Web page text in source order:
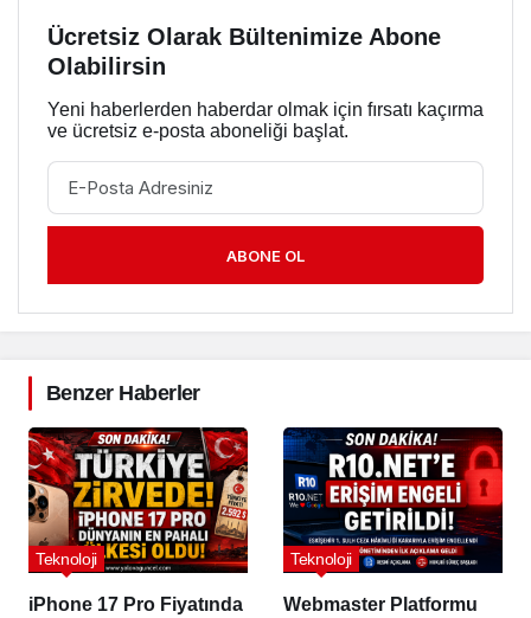
Ücretsiz Olarak Bültenimize Abone
Olabilirsin
Yeni haberlerden haberdar olmak için fırsatı kaçırma
ve ücretsiz e-posta aboneliği başlat.
ABONE OL
Benzer Haberler
iPhone 17 Pro Fiyatında
Teknoloji
Webmaster Platformu
Teknoloji